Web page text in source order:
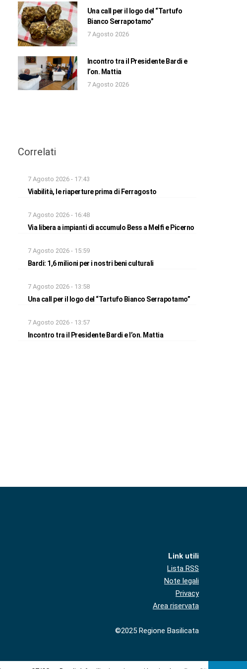
Una call per il logo del “Tartufo
Bianco Serrapotamo”
7 Agosto 2026
Incontro tra il Presidente Bardi e
l’on. Mattia
7 Agosto 2026
Correlati
7 Agosto 2026 - 17:43
Viabilità, le riaperture prima di Ferragosto
7 Agosto 2026 - 16:48
Via libera a impianti di accumulo Bess a Melfi e Picerno
7 Agosto 2026 - 15:59
Bardi: 1,6 milioni per i nostri beni culturali
7 Agosto 2026 - 13:58
Una call per il logo del “Tartufo Bianco Serrapotamo”
7 Agosto 2026 - 13:57
Incontro tra il Presidente Bardi e l’on. Mattia
Link utili
Lista RSS
Note legali
Privacy
Area riservata
©2025 Regione Basilicata